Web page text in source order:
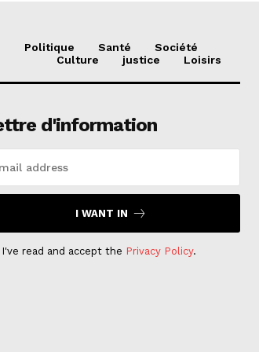
Politique Santé
Société
Culture
justice Loisirs
d'information
I WANT IN
I've read and accept the Privacy Policy.